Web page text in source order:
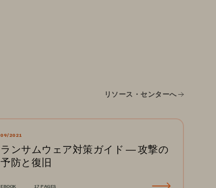
リソース・センターへ
09/2021
ランサムウェア対策ガイド ― 攻撃の
予防と復旧
EBOOK 17 PAGES